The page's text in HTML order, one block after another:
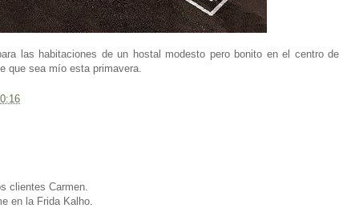
las habitaciones de un hostal modesto pero bonito en el centro de
que sea mío esta primavera.
clientes Carmen.
en la Frida Kalho.